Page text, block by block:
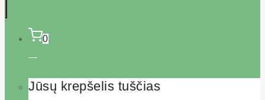
0
Jūsų krepšelis tuščias